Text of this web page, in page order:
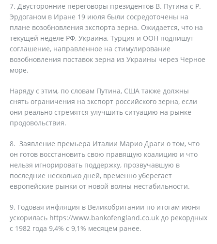
7. Двусторонние переговоры президентов В. Путина с Р.
Эрдоганом в Иране 19 июля были сосредоточены на
плане возобновления экспорта зерна. Ожидается, что на
текущей неделе РФ, Украина, Турция и ООН подпишут
соглашение, направленное на стимулирование
возобновления поставок зерна из Украины через Черное
море.
Наряду с этим, по словам Путина, США также должны
снять ограничения на экспорт российского зерна, если
они реально стремятся улучшить ситуацию на рынке
продовольствия.
8. Заявление премьера Италии Марио Драги о том, что
он готов восстановить свою правящую коалицию и что
нельзя игнорировать поддержку, прозвучавшую в
последние несколько дней, временно уберегает
европейские рынки от новой волны нестабильности.
9. Годовая инфляция в Великобритании по итогам июня
ускорилась https://www.bankofengland.co.uk до рекордных
с 1982 года 9,4% с 9,1% месяцем ранее.